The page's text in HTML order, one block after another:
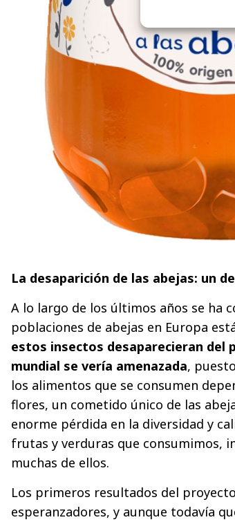
La desaparición de las abejas: un
A lo largo de los últimos años se ha
poblaciones de abejas en Europa
estos insectos desaparecieran del
mundial se vería amenazada,
los alimentos que se consumen
flores, un cometido único de las
enorme pérdida en la diversidad y
frutas y verduras que consumimos,
muchas de ellos.
Los primeros resultados del proyecto
esperanzadores, y aunque todavía